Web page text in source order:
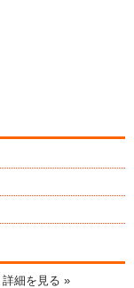
詳細を見る »